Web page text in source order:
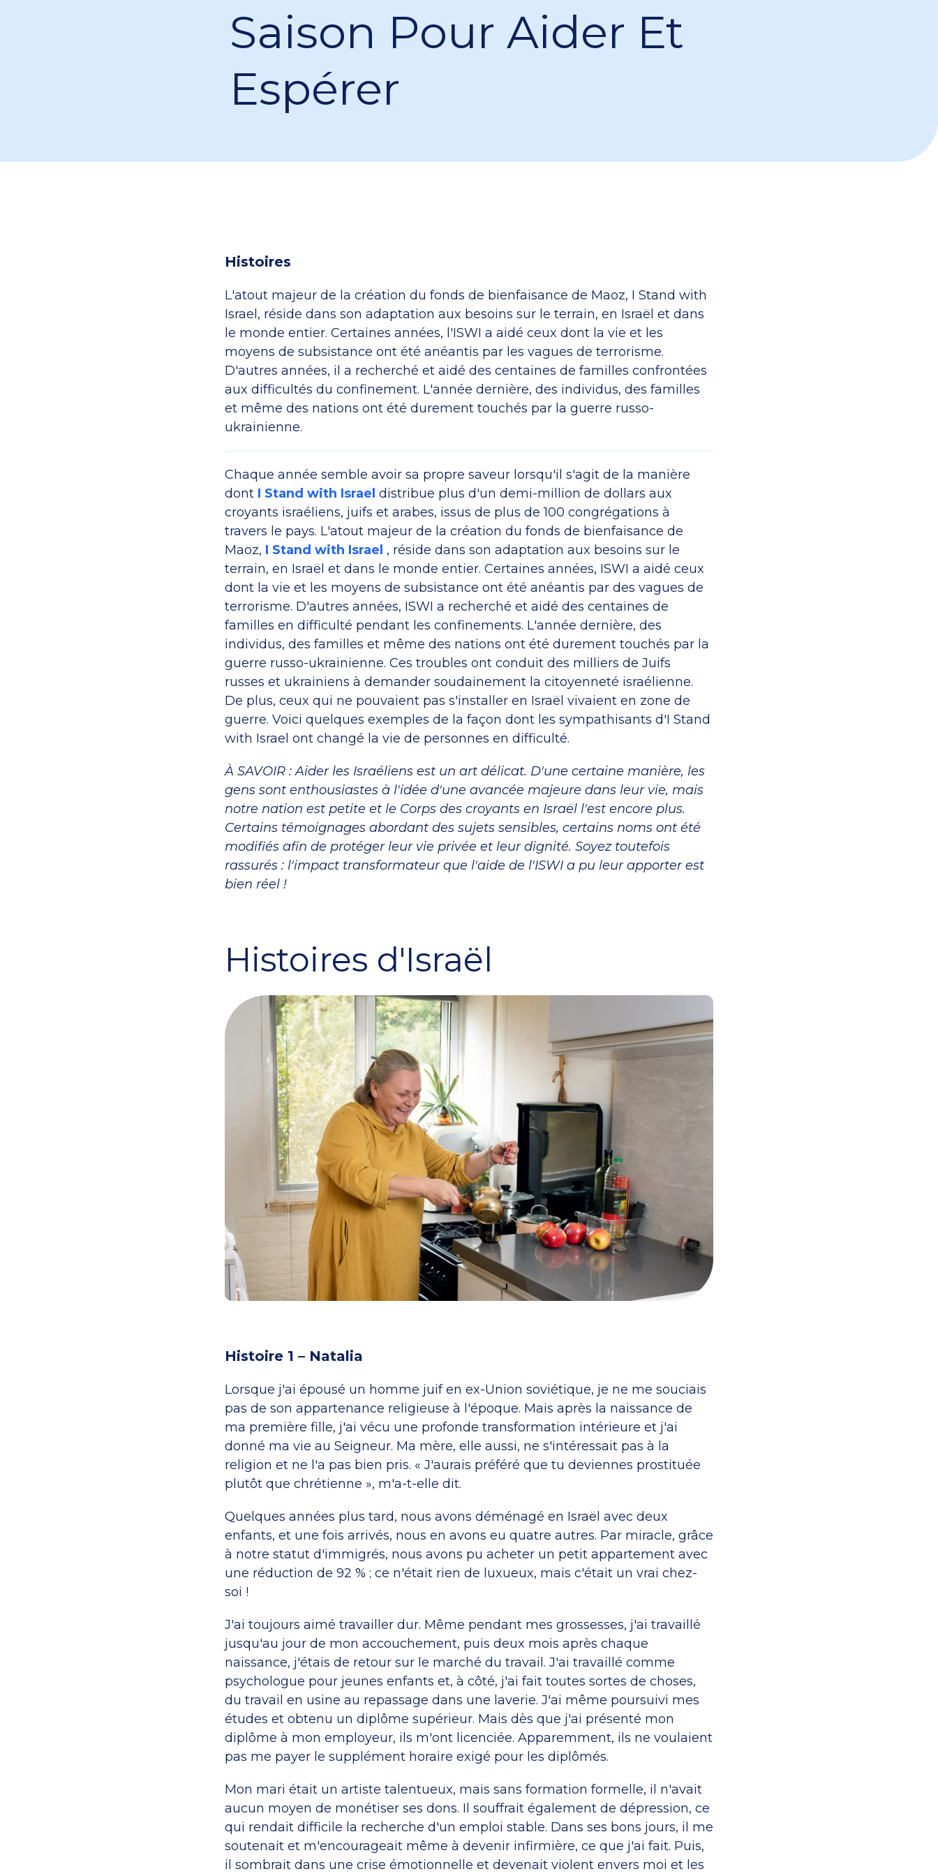
Saison Pour Aider Et
Espérer
Histoires
L'atout majeur de la création du fonds de bienfaisance de Maoz, I Stand with
Israel, réside dans son adaptation aux besoins sur le terrain, en Israël et dans
le monde entier. Certaines années, l'ISWI a aidé ceux dont la vie et les
moyens de subsistance ont été anéantis par les vagues de terrorisme.
D'autres années, il a recherché et aidé des centaines de familles confrontées
aux difficultés du confinement. L'année dernière, des individus, des familles
et même des nations ont été durement touchés par la guerre russo-
ukrainienne.
Chaque année semble avoir sa propre saveur lorsqu'il s'agit de la manière
dont I Stand with Israel distribue plus d'un demi-million de dollars aux
croyants israéliens, juifs et arabes, issus de plus de 100 congrégations à
travers le pays. L'atout majeur de la création du fonds de bienfaisance de
Maoz, I Stand with Israel , réside dans son adaptation aux besoins sur le
terrain, en Israël et dans le monde entier. Certaines années, ISWI a aidé ceux
dont la vie et les moyens de subsistance ont été anéantis par des vagues de
terrorisme. D'autres années, ISWI a recherché et aidé des centaines de
familles en difficulté pendant les confinements. L'année dernière, des
individus, des familles et même des nations ont été durement touchés par la
guerre russo-ukrainienne. Ces troubles ont conduit des milliers de Juifs
russes et ukrainiens à demander soudainement la citoyenneté israélienne.
De plus, ceux qui ne pouvaient pas s'installer en Israël vivaient en zone de
guerre. Voici quelques exemples de la façon dont les sympathisants d'I Stand
with Israel ont changé la vie de personnes en difficulté.
À SAVOIR : Aider les Israéliens est un art délicat. D'une certaine manière, les
gens sont enthousiastes à l'idée d'une avancée majeure dans leur vie, mais
notre nation est petite et le Corps des croyants en Israël l'est encore plus.
Certains témoignages abordant des sujets sensibles, certains noms ont été
modifiés afin de protéger leur vie privée et leur dignité. Soyez toutefois
rassurés : l'impact transformateur que l'aide de l'ISWI a pu leur apporter est
bien réel !
Histoires d'Israël
Histoire 1 – Natalia
Lorsque j'ai épousé un homme juif en ex-Union soviétique, je ne me souciais
pas de son appartenance religieuse à l'époque. Mais après la naissance de
ma première fille, j'ai vécu une profonde transformation intérieure et j'ai
donné ma vie au Seigneur. Ma mère, elle aussi, ne s'intéressait pas à la
religion et ne l'a pas bien pris. « J'aurais préféré que tu deviennes prostituée
plutôt que chrétienne », m'a-t-elle dit.
Quelques années plus tard, nous avons déménagé en Israël avec deux
enfants, et une fois arrivés, nous en avons eu quatre autres. Par miracle, grâce
à notre statut d'immigrés, nous avons pu acheter un petit appartement avec
une réduction de 92 % ; ce n'était rien de luxueux, mais c'était un vrai chez-
soi !
J'ai toujours aimé travailler dur. Même pendant mes grossesses, j'ai travaillé
jusqu'au jour de mon accouchement, puis deux mois après chaque
naissance, j'étais de retour sur le marché du travail. J'ai travaillé comme
psychologue pour jeunes enfants et, à côté, j'ai fait toutes sortes de choses,
du travail en usine au repassage dans une laverie. J'ai même poursuivi mes
études et obtenu un diplôme supérieur. Mais dès que j'ai présenté mon
diplôme à mon employeur, ils m'ont licenciée. Apparemment, ils ne voulaient
pas me payer le supplément horaire exigé pour les diplômés.
Mon mari était un artiste talentueux, mais sans formation formelle, il n'avait
aucun moyen de monétiser ses dons. Il souffrait également de dépression, ce
qui rendait difficile la recherche d'un emploi stable. Dans ses bons jours, il me
soutenait et m'encourageait même à devenir infirmière, ce que j'ai fait. Puis,
il sombrait dans une crise émotionnelle et devenait violent envers moi et les